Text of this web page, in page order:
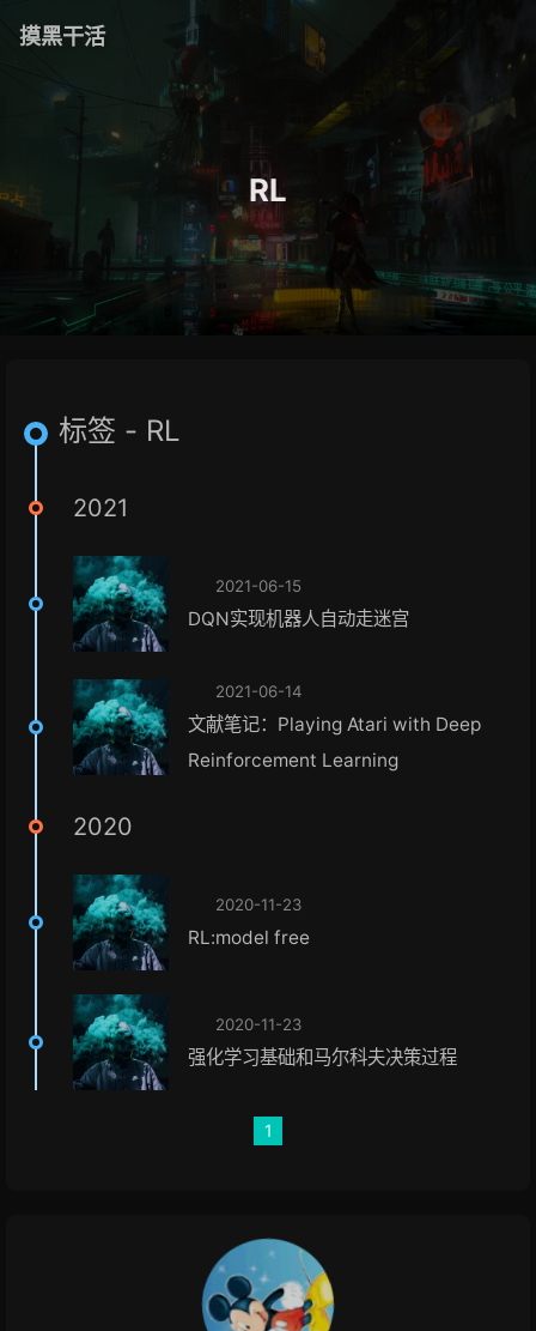
摸黑干活
RL
标签 - RL
2021
2021-06-15
DQN实现机器人自动走迷宫
2021-06-14
文献笔记：Playing Atari with Deep
Reinforcement Learning
2020
2020-11-23
RL:model free
2020-11-23
强化学习基础和马尔科夫决策过程
1